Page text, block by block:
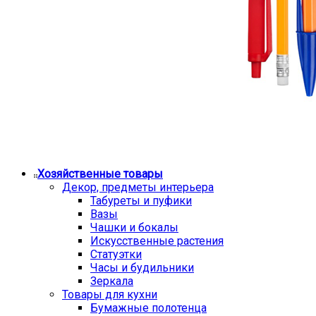
Хозяйственные товары
Декор, предметы интерьера
Табуреты и пуфики
Вазы
Чашки и бокалы
Искусственные растения
Статуэтки
Часы и будильники
Зеркала
Товары для кухни
Бумажные полотенца